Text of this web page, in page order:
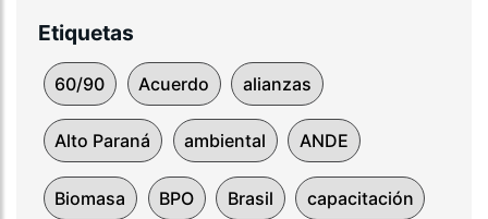
Etiquetas
60/90 Acuerdo alianzas
Alto Paraná ambiental ANDE
Biomasa BPO Brasil capacitación